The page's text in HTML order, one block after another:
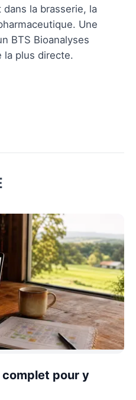
la brasserie, la
Une
BTS Bioanalyses
la plus directe.
complet pour y